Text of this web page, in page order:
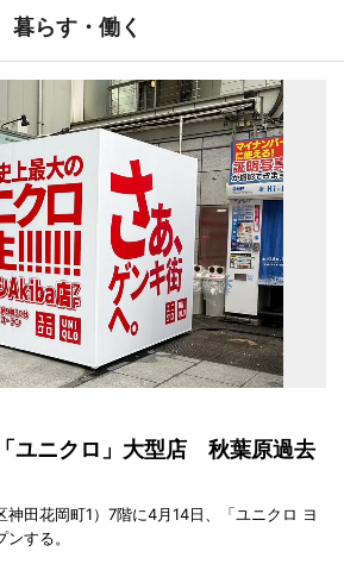
暮らす・働く
ユニクロ」大型店 秋葉原過去
神田花岡町1）7階に4月14日、「ユニクロ ヨ
する。